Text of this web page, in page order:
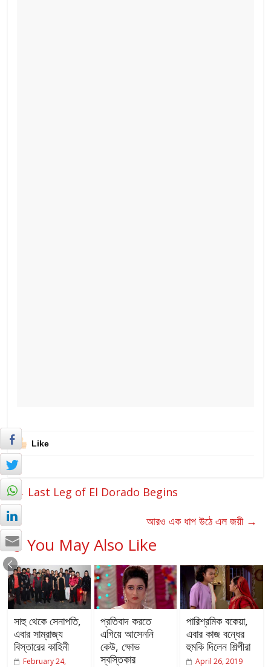
Like
← Last Leg of El Dorado Begins
আরও এক ধাপ উঠে এল জয়ী →
You May Also Like
সাহু থেকে সেনাপতি,
এবার সাম্রাজ্য
বিস্তারের কাহিনী
February 24,
প্রতিবাদ করতে
এগিয়ে আসেননি
কেউ, ক্ষোভ
স্বস্তিকার
পারিশ্রমিক বকেয়া,
এবার কাজ বন্ধের
হুমকি দিলেন শিল্পীরা
April 26, 2019